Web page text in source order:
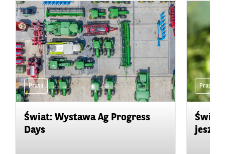
Prasa
Świat: Wystawa Ag Progress
Days
Prasa
Świat: